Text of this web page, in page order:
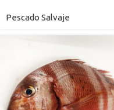
Pescado Salvaje